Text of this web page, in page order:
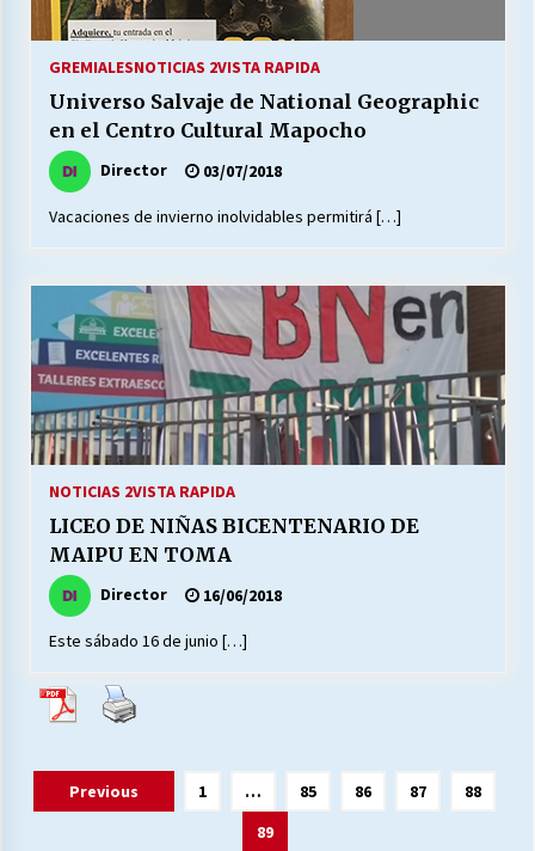
GREMIALESNOTICIAS 2VISTA RAPIDA
Universo Salvaje de National Geographic
en el Centro Cultural Mapocho
Director 03/07/2018
Vacaciones de invierno inolvidables permitirá […]
NOTICIAS 2VISTA RAPIDA
LICEO DE NIÑAS BICENTENARIO DE
MAIPU EN TOMA
Director 16/06/2018
Este sábado 16 de junio […]
Paginación
Previous 1 … 85 86 87
88
89